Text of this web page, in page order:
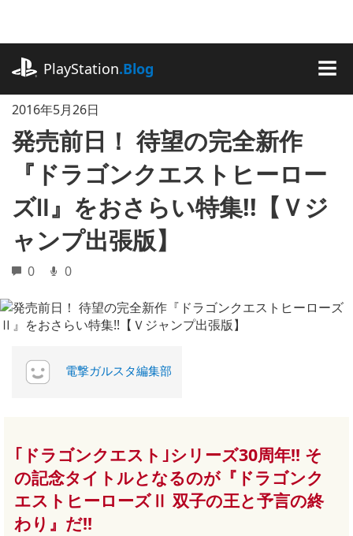
に
キ
ッ
プ
PlayStation.Blog
2016年5月26日
発売前日！ 待望の完全新作
『ドラゴンクエストヒーロー
ズⅡ』をおさらい特集!!【Ｖジ
ャンプ出張版】
0 0
電撃ガルスタ編集部
｢ドラゴンクエスト｣シリーズ30周年!! そ
の記念タイトルとなるのが『ドラゴンク
エストヒーローズⅡ 双子の王と予言の終
わり』だ!!